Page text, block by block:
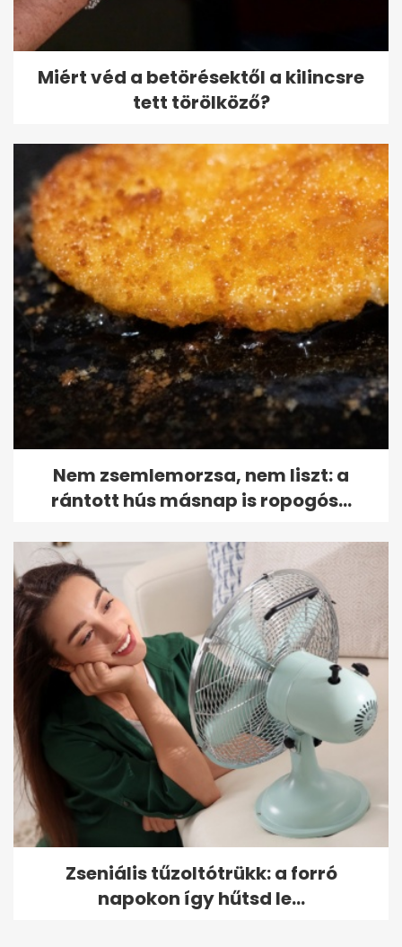
Miért véd a betörésektől a kilincsre
tett törölköző?
Nem zsemlemorzsa, nem liszt: a
rántott hús másnap is ropogós...
Zseniális tűzoltótrükk: a forró
napokon így hűtsd le...